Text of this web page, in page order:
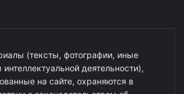
(тексты, фотографии, иные
интеллектуальной деятельности),
на сайте, охраняются в